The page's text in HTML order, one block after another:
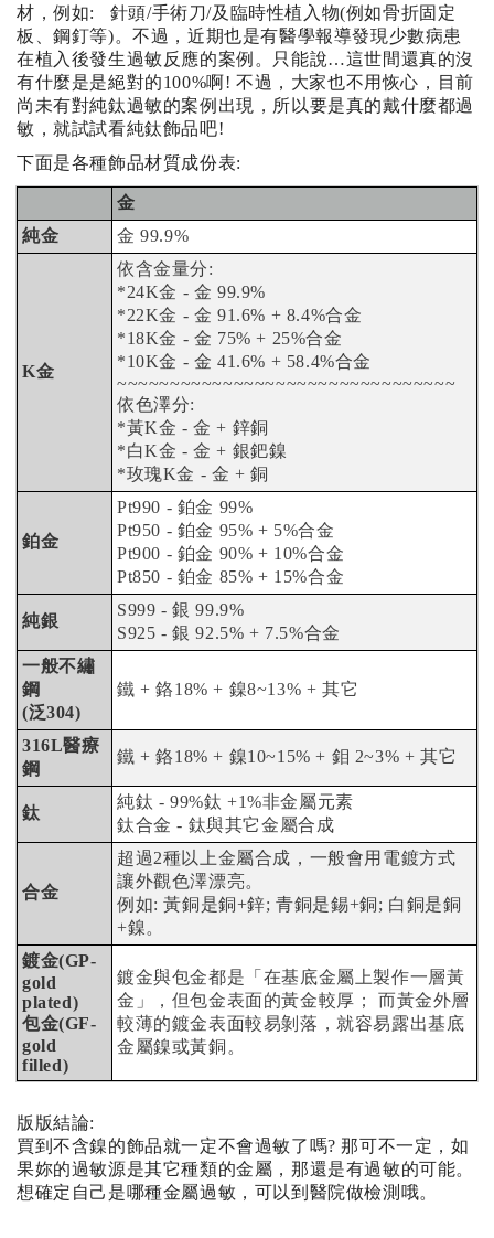
材，例如: 針頭/手術刀/及臨時性植入物(例如骨折固定
板、鋼釘等)。不過，近期也是有醫學報導發現少數病患
在植入後發生過敏反應的案例。只能說…這世間還真的沒
有什麼是是絕對的100%啊! 不過，大家也不用恢心，目前
尚未有對純鈦過敏的案例出現，所以要是真的戴什麼都過
敏，就試試看純鈦飾品吧!
下面是各種飾品材質成份表:
金
純金
金 99.9%
K金
依含金量分:
*24K金 - 金 99.9%
*22K金 - 金 91.6% + 8.4%合金
*18K金 - 金 75% + 25%合金
*10K金 - 金 41.6% + 58.4%合金
~~~~~~~~~~~~~~~~~~~~~~~~~~~~~~~~
依色澤分:
*黃K金 - 金 + 鋅銅
*白K金 - 金 + 銀鈀鎳
*玫瑰K金 - 金 + 銅
鉑金
Pt990 - 鉑金 99%
Pt950 - 鉑金 95% + 5%合金
Pt900 - 鉑金 90% + 10%合金
Pt850 - 鉑金 85% + 15%合金
純銀
S999 - 銀 99.9%
S925 - 銀 92.5% + 7.5%合金
一般不繡
鋼
(泛304)
鐵 + 鉻18% + 鎳8~13% + 其它
316L醫療
鋼
鐵 + 鉻18% + 鎳10~15% + 鉬 2~3% + 其它
鈦
純鈦 - 99%鈦 +1%非金屬元素
鈦合金 - 鈦與其它金屬合成
合金
超過2種以上金屬合成，一般會用電鍍方式
讓外觀色澤漂亮。
例如: 黃銅是銅+鋅; 青銅是錫+銅; 白銅是銅
+鎳。
鍍金(GP-
gold
plated)
包金(GF-
gold
filled)
鍍金與包金都是「在基底金屬上製作一層黃
金」，但包金表面的黃金較厚； 而黃金外層
較薄的鍍金表面較易剝落，就容易露出基底
金屬鎳或黃銅。
版版結論:
買到不含鎳的飾品就一定不會過敏了嗎? 那可不一定，如
果妳的過敏源是其它種類的金屬，那還是有過敏的可能。
想確定自己是哪種金屬過敏，可以到醫院做檢測哦。